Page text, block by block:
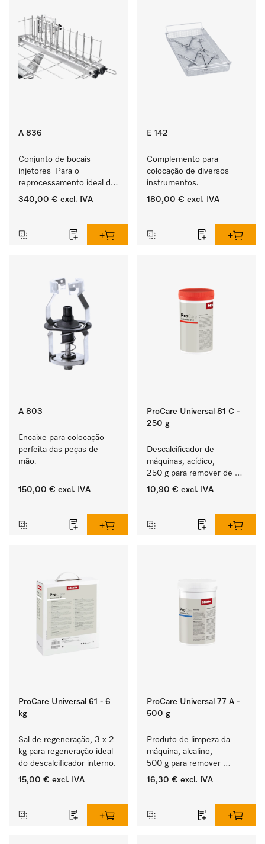
A 836
Conjunto de bocais
injetores  Para o
reprocessamento ideal de
instrumentos com lúmens
340,00 € excl. IVA
E 142
Complemento para
colocação de diversos
instrumentos.
180,00 € excl. IVA
A 803
Encaixe para colocação
perfeita das peças de
mão.
150,00 € excl. IVA
ProCare Universal 81 C -
250 g
Descalcificador de
máquinas, acídico,
250 g para remover de
depósitos de calcário
10,90 € excl. IVA
ProCare Universal 61 - 6
kg
Sal de regeneração, 3 x 2
kg para regeneração ideal
do descalcificador interno.
15,00 € excl. IVA
ProCare Universal 77 A -
500 g
Produto de limpeza da
máquina, alcalino,
500 g para remover
depósitos de amido
16,30 € excl. IVA